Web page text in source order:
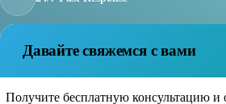
Давайте свяжемся с вами
Получите бесплатную консультацию и